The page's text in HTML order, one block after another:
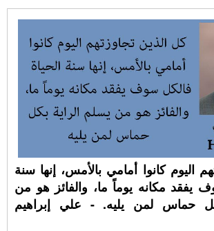
اليوم كانوا أمامي بالأمس، إنها سنة
يفقد مكانه يوماً ما، والفائز هو من
حماس لمن يليه. - علي إبراهيم